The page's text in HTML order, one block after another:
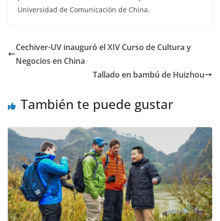
Universidad de Comunicación de China.
Cechiver-UV inauguró el XIV Curso de Cultura y
Negocios en China
Tallado en bambú de Huizhou
También te puede gustar